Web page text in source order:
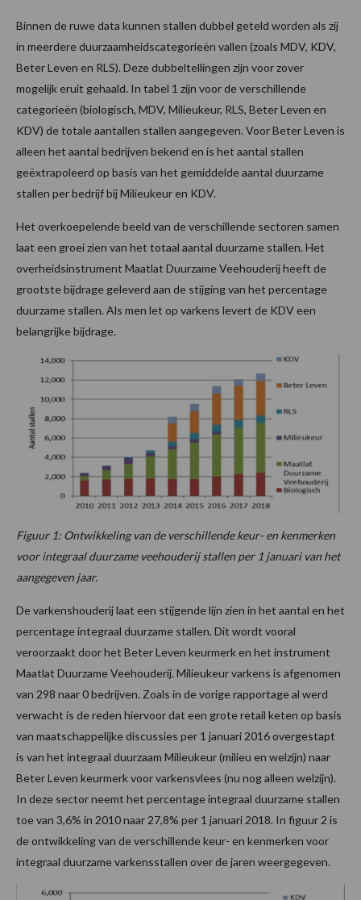
Binnen de ruwe data kunnen stallen dubbel geteld worden als zij
in meerdere duurzaamheidscategorieën vallen (zoals MDV, KDV,
Beter Leven en RLS). Deze dubbeltellingen zijn voor zover
mogelijk eruit gehaald. In tabel 1 zijn voor de verschillende
categorieën (biologisch, MDV, Milieukeur, RLS, Beter Leven en
KDV) de totale aantallen stallen aangegeven. Voor Beter Leven is
alleen het aantal bedrijven bekend en is het aantal stallen
geëxtrapoleerd op basis van het gemiddelde aantal duurzame
stallen per bedrijf bij Milieukeur en KDV.
Het overkoepelende beeld van de verschillende sectoren samen
laat een groei zien van het totaal aantal duurzame stallen. Het
overheidsinstrument Maatlat Duurzame Veehouderij heeft de
grootste bijdrage geleverd aan de stijging van het percentage
duurzame stallen. Als men let op varkens levert de KDV een
belangrijke bijdrage.
Figuur 1: Ontwikkeling van de verschillende keur- en kenmerken
voor integraal duurzame veehouderij stallen per 1 januari van het
aangegeven jaar.
De varkenshouderij laat een stijgende lijn zien in het aantal en het
percentage integraal duurzame stallen. Dit wordt vooral
veroorzaakt door het Beter Leven keurmerk en het instrument
Maatlat Duurzame Veehouderij. Milieukeur varkens is afgenomen
van 298 naar 0 bedrijven. Zoals in de vorige rapportage al werd
verwacht is de reden hiervoor dat een grote retail keten op basis
van maatschappelijke discussies per 1 januari 2016 overgestapt
is van het integraal duurzaam Milieukeur (milieu en welzijn) naar
Beter Leven keurmerk voor varkensvlees (nu nog alleen welzijn).
In deze sector neemt het percentage integraal duurzame stallen
toe van 3,6% in 2010 naar 27,8% per 1 januari 2018. In figuur 2 is
de ontwikkeling van de verschillende keur- en kenmerken voor
integraal duurzame varkensstallen over de jaren weergegeven.